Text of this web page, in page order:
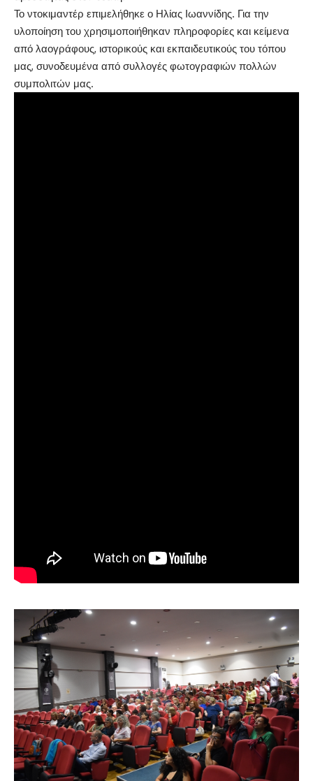
Το ντοκιμαντέρ επιμελήθηκε ο Ηλίας Ιωαννίδης. Για την
υλοποίηση του χρησιμοποιήθηκαν πληροφορίες και κείμενα
από λαογράφους, ιστορικούς και εκπαιδευτικούς του τόπου
μας, συνοδευμένα από συλλογές φωτογραφιών πολλών
συμπολιτών μας.